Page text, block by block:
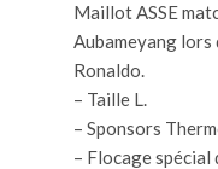
Maillot ASSE
Aubameyang lors
Ronaldo.
– Taille L.
– Sponsors
– Flocage